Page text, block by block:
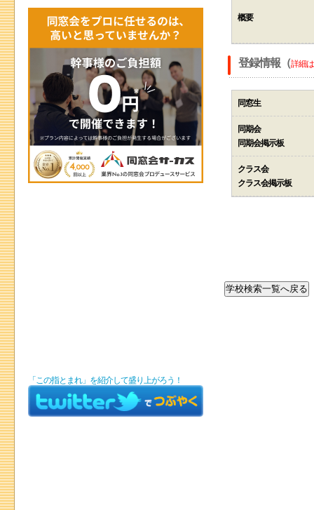
概要
登録情報（詳細
同窓生
同期会
同期会掲示板
クラス会
クラス会掲示板
「この指とまれ」を紹介して盛り上がろう！